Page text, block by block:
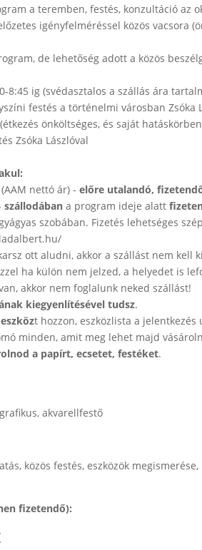
a teremben, festés, konzultáció az
igényfelméréssel közös vacsora
de lehetőség adott a közös
8:45 ig (svédasztalos a szállás ára
festés a történelmi városban Zsóka
önköltséges, és saját
Zsóka Lászlóval
nettó ár) - előre utalandó,
szállodábana program ideje alatt
szobában. Fizetés lehetséges
ott aludni, akkor a szállást nem kell
ha külön nem jelzed, a helyedet is
akkor nem foglalunk neked szállást!
kiegyenlítésével tudsz.
t hozzon, eszközlista a
minden, amit meg lehet majd
a papírt, ecsetet, festéket.
akvarellfestő
közös festés, eszközök
fizetendő):